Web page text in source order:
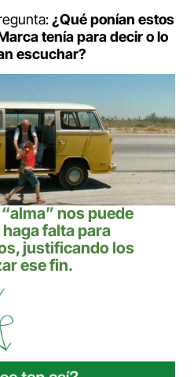
¿Qué ponían estos
tenía para decir o lo
escuchar?
nos puede
falta para
justificando los
ese fin.